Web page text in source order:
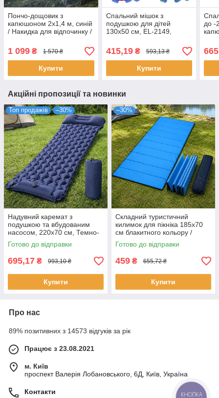
Пончо-дощовик з
капюшоном 2х1,4 м, синій
/ Накидка для відпочинку /
мішок
1 099 ₴ 1 570 ₴
Купити
Спальний мішок з
подушкою для дітей
130х50 см, EL-2149,
мішок іграшка
415,19₴ 593,13 ₴
Купити
до -
Акційні пропозиції та новинки
Топ продажів –30%
Надувний каремат з
подушкою та вбудованим
насосом, 220х70 см, Темно-
синій / Каремат туристичний /
Надувний килимок
Готово до відправки
695,17 ₴ 993,10 ₴
Купити
–30%
Складний туристичний
килимок для пікніка 185х70
см блакитного кольору /
Каремат / Водонепроникний
килимок
Готово до відправки
459 ₴ 655,72 ₴
Купити
Про нас
89% позитивних з 14573 відгуків за рік
Працює з 23.08.2021
м. Київ
проспект Валерія Лобановського, 6Д, Київ, Україна
Контакти
КНОПКА